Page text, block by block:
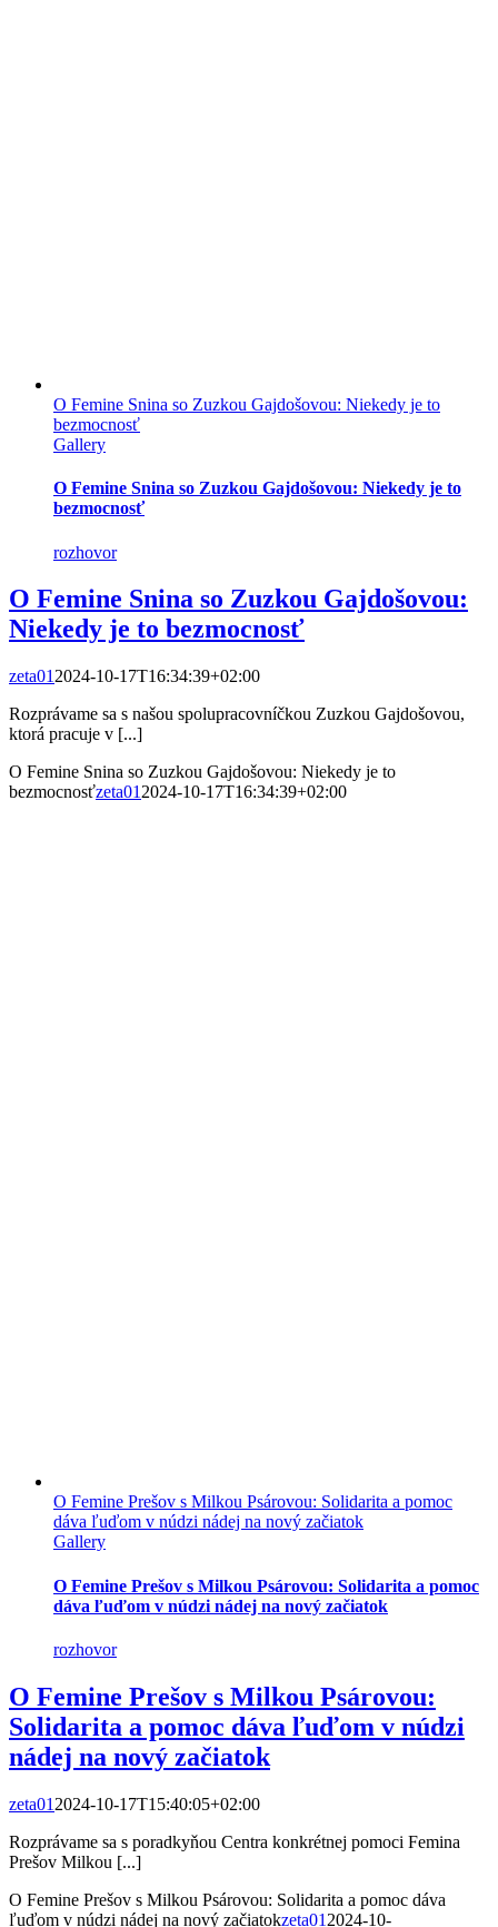
O Femine Snina so Zuzkou Gajdošovou: Niekedy je to
bezmocnosť
Gallery
O Femine Snina so Zuzkou Gajdošovou: Niekedy je to
bezmocnosť
rozhovor
O Femine Snina so Zuzkou Gajdošovou:
Niekedy je to bezmocnosť
zeta01 2024-10-17T16:34:39+02:00
Rozprávame sa s našou spolupracovníčkou Zuzkou Gajdošovou,
ktorá pracuje v [...]
O Femine Snina so Zuzkou Gajdošovou: Niekedy je to
bezmocnosťzeta01 2024-10-17T16:34:39+02:00
O Femine Prešov s Milkou Psárovou: Solidarita a pomoc
dáva ľuďom v núdzi nádej na nový začiatok
Gallery
O Femine Prešov s Milkou Psárovou: Solidarita a pomoc
dáva ľuďom v núdzi nádej na nový začiatok
rozhovor
O Femine Prešov s Milkou Psárovou:
Solidarita a pomoc dáva ľuďom v núdzi
nádej na nový začiatok
zeta01 2024-10-17T15:40:05+02:00
Rozprávame sa s poradkyňou Centra konkrétnej pomoci Femina
Prešov Milkou [...]
O Femine Prešov s Milkou Psárovou: Solidarita a pomoc dáva
ľuďom v núdzi nádej na nový začiatokzeta01 2024-10-